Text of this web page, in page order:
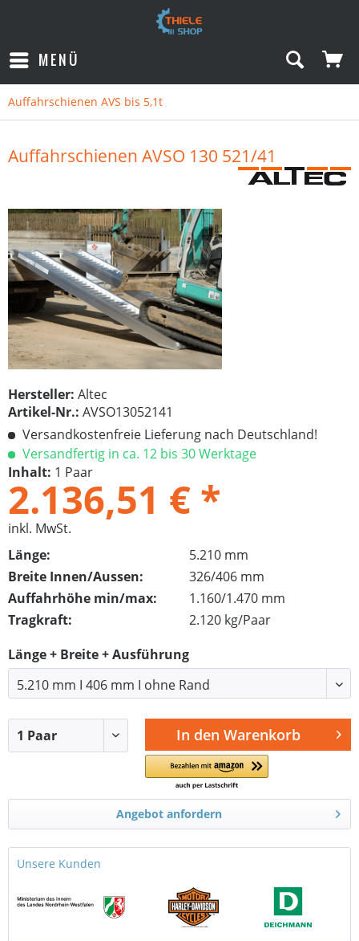
MENÜ
Auffahrschienen AVS bis 5,1t
Auffahrschienen AVSO 130 521/41
Hersteller: Altec
Artikel-Nr.: AVSO13052141
Versandkostenfreie Lieferung nach Deutschland!
Versandfertig in ca. 12 bis 30 Werktage
Inhalt: 1 Paar
2.136,51 € *
inkl. MwSt.
Länge:
5.210 mm
Breite Innen/Aussen:
326/406 mm
Auffahrhöhe min/max:
1.160/1.470 mm
Tragkraft:
2.120 kg/Paar
Länge + Breite + Ausführung
In den Warenkorb
Angebot anfordern
Unsere Kunden